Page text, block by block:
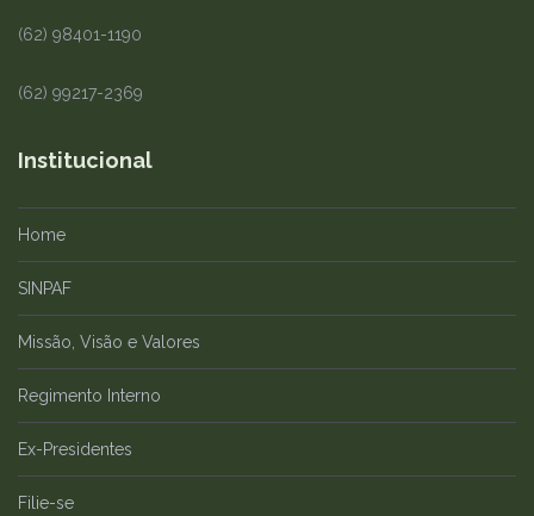
(62) 98401-1190
(62) 99217-2369
Institucional
Home
SINPAF
Missão, Visão e Valores
Regimento Interno
Ex-Presidentes
Filie-se